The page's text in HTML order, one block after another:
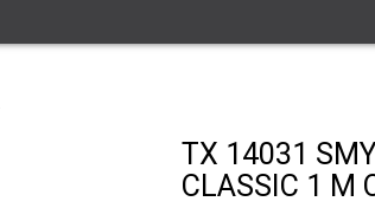
TX 14031
CLASSIC 1 M